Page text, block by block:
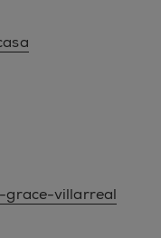
grace-villarreal